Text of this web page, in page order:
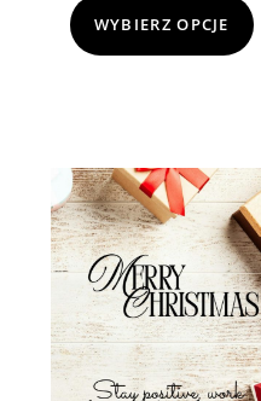
WYBIERZ OPCJE